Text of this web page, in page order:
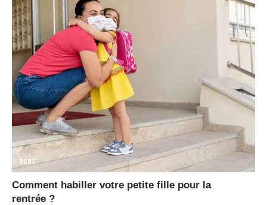
BÉBÉ
Comment habiller votre petite fille pour la
rentrée ?